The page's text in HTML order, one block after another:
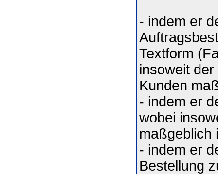
- indem er
Textform
insoweit
Kunden
- indem er
wobei
maßgeblich
- indem er
Bestellung